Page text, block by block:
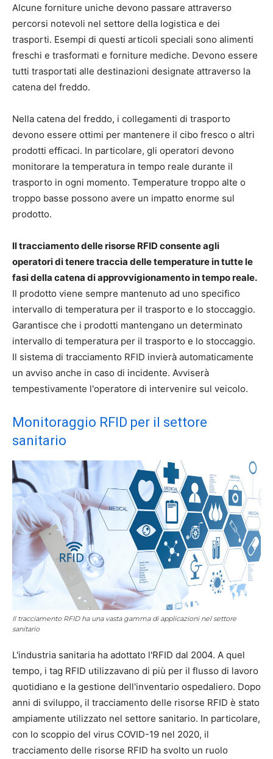
Alcune forniture uniche devono passare attraverso
percorsi notevoli nel settore della logistica e dei
trasporti. Esempi di questi articoli speciali sono alimenti
freschi e trasformati e forniture mediche. Devono essere
tutti trasportati alle destinazioni designate attraverso la
catena del freddo.
Nella catena del freddo, i collegamenti di trasporto
devono essere ottimi per mantenere il cibo fresco o altri
prodotti efficaci. In particolare, gli operatori devono
monitorare la temperatura in tempo reale durante il
trasporto in ogni momento. Temperature troppo alte o
troppo basse possono avere un impatto enorme sul
prodotto.
Il tracciamento delle risorse RFID consente agli
operatori di tenere traccia delle temperature in tutte le
fasi della catena di approvvigionamento in tempo reale.
Il prodotto viene sempre mantenuto ad uno specifico
intervallo di temperatura per il trasporto e lo stoccaggio.
Garantisce che i prodotti mantengano un determinato
intervallo di temperatura per il trasporto e lo stoccaggio.
Il sistema di tracciamento RFID invierà automaticamente
un avviso anche in caso di incidente. Avviserà
tempestivamente l'operatore di intervenire sul veicolo.
Monitoraggio RFID per il settore
sanitario
Il tracciamento RFID ha una vasta gamma di applicazioni nel settore
sanitario
L'industria sanitaria ha adottato l'RFID dal 2004. A quel
tempo, i tag RFID utilizzavano di più per il flusso di lavoro
quotidiano e la gestione dell'inventario ospedaliero. Dopo
anni di sviluppo, il tracciamento delle risorse RFID è stato
ampiamente utilizzato nel settore sanitario. In particolare,
con lo scoppio del virus COVID-19 nel 2020, il
tracciamento delle risorse RFID ha svolto un ruolo